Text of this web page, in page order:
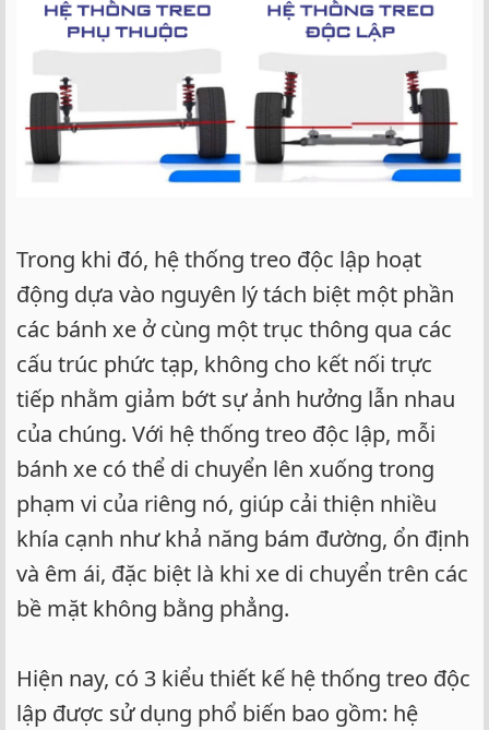
Trong khi đó, hệ thống treo độc lập hoạt
động dựa vào nguyên lý tách biệt một phần
các bánh xe ở cùng một trục thông qua các
cấu trúc phức tạp, không cho kết nối trực
tiếp nhằm giảm bớt sự ảnh hưởng lẫn nhau
của chúng. Với hệ thống treo độc lập, mỗi
bánh xe có thể di chuyển lên xuống trong
phạm vi của riêng nó, giúp cải thiện nhiều
khía cạnh như khả năng bám đường, ổn định
và êm ái, đặc biệt là khi xe di chuyển trên các
bề mặt không bằng phẳng.
Hiện nay, có 3 kiểu thiết kế hệ thống treo độc
lập được sử dụng phổ biến bao gồm: hệ